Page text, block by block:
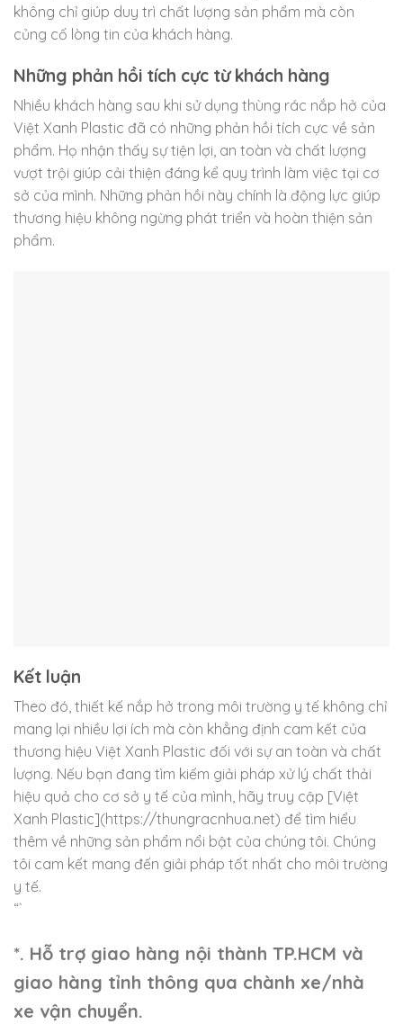
không chỉ giúp duy trì chất lượng sản phẩm mà còn
củng cố lòng tin của khách hàng.
Những phản hồi tích cực từ khách hàng
Nhiều khách hàng sau khi sử dụng thùng rác nắp hở của
Việt Xanh Plastic đã có những phản hồi tích cực về sản
phẩm. Họ nhận thấy sự tiện lợi, an toàn và chất lượng
vượt trội giúp cải thiện đáng kể quy trình làm việc tại cơ
sở của mình. Những phản hồi này chính là động lực giúp
thương hiệu không ngừng phát triển và hoàn thiện sản
phẩm.
Kết luận
Theo đó, thiết kế nắp hở trong môi trường y tế không chỉ
mang lại nhiều lợi ích mà còn khẳng định cam kết của
thương hiệu Việt Xanh Plastic đối với sự an toàn và chất
lượng. Nếu bạn đang tìm kiếm giải pháp xử lý chất thải
hiệu quả cho cơ sở y tế của mình, hãy truy cập [Việt
Xanh Plastic](https://thungracnhua.net) để tìm hiểu
thêm về những sản phẩm nổi bật của chúng tôi. Chúng
tôi cam kết mang đến giải pháp tốt nhất cho môi trường
y tế.
“`
*. Hỗ trợ giao hàng nội thành TP.HCM và
giao hàng tỉnh thông qua chành xe/nhà
xe vận chuyển.